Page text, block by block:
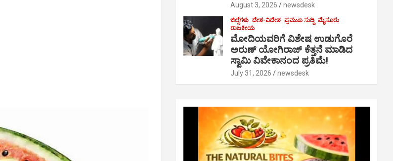
August 3, 2026 newsdesk
ಜಿಲ್ಲೆಗಳು ದೇಶ-ವಿದೇಶ ಪ್ರಮುಖ ಸುದ್ದಿ ಮೈಸೂರು
ರಾಜಕೀಯ
ಮೋದಿಯವರಿಗೆ ವಿಶೇಷ ಉಡುಗೊರೆ
ಅರುಣ್ ಯೋಗಿರಾಜ್ ಕೆತ್ತನೆ ಮಾಡಿದ
ಸ್ವಾಮಿ ವಿವೇಕಾನಂದ ಪ್ರತಿಮೆ!
July 31, 2026 newsdesk